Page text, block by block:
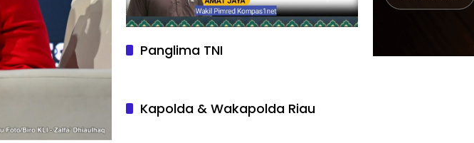
Panglima TNI
Kapolda & Wakapolda Riau